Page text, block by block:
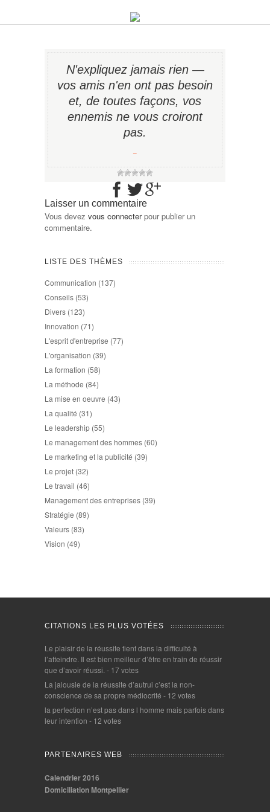
N'expliquez jamais rien —
vos amis n'en ont pas besoin
et, de toutes façons, vos
ennemis ne vous croiront
pas.
−
Laisser un commentaire
Vous devez vous connecterpour publier un
commentaire.
LISTE DES THÈMES
Communication (137)
Conseils (53)
Divers (123)
Innovation (71)
L'esprit d'entreprise (77)
L'organisation (39)
La formation (58)
La méthode (84)
La mise en oeuvre (43)
La qualité (31)
Le leadership (55)
Le management des hommes (60)
Le marketing et la publicité (39)
Le projet (32)
Le travail (46)
Management des entreprises (39)
Stratégie (89)
Valeurs (83)
Vision (49)
CITATIONS LES PLUS VOTÉES
Le plaisir de la réussite tient dans la difficulté à
l’atteindre. Il est bien meilleur d’être en train de réussir
que d’avoir réussi. - 17 votes
La jalousie de la réussite d’autrui c’est la non-
conscience de sa propre médiocrité - 12 votes
la perfection n’est pas dans l homme mais parfois dans
leur intention - 12 votes
PARTENAIRES WEB
Calendrier 2016
Domiciliation Montpellier